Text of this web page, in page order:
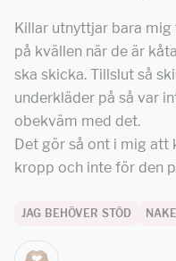
Killar utnyttjar bara
på kvällen när de är
ska skicka. Tillslut så
underkläder på så var
obekväm med det.
Det gör så ont i mig att
kropp och inte för den
JAG BEHÖVER STÖD